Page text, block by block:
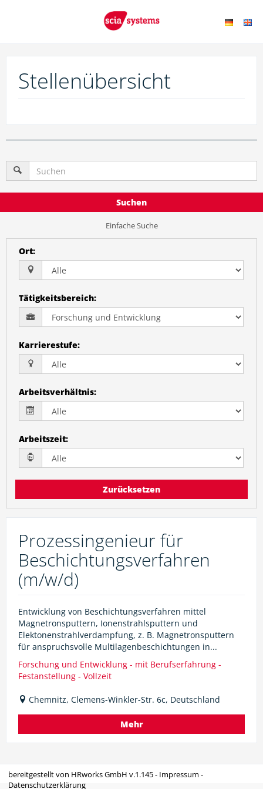
Stellenübersicht
Suchen
Einfache Suche
Ort:
Tätigkeitsbereich:
Karrierestufe:
Arbeitsverhältnis:
Arbeitszeit:
Zurücksetzen
Prozessingenieur für
Beschichtungsverfahren
(m/w/d)
Entwicklung von Beschichtungsverfahren mittel
Magnetronsputtern, Ionenstrahlsputtern und
Elektonenstrahlverdampfung, z. B. Magnetronsputtern
für anspruchsvolle Multilagenbeschichtungen in...
Forschung und Entwicklung - mit Berufserfahrung -
Festanstellung - Vollzeit
Chemnitz, Clemens-Winkler-Str. 6c, Deutschland
Mehr
bereitgestellt von HRworks GmbH v.1.145 - Impressum -
Datenschutzerklärung